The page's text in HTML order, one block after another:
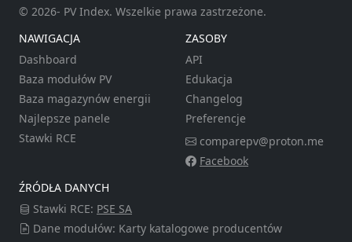
© 2026- PV Index. Wszelkie prawa zastrzeżone.
NAWIGACJA
Dashboard
Baza modułów PV
Baza magazynów energii
Najlepsze panele
Stawki RCE
ZASOBY
API
Edukacja
Changelog
Preferencje
comparepv@proton.me
Facebook
ŹRÓDŁA DANYCH
Stawki RCE: PSE SA
Dane modułów: Karty katalogowe producentów